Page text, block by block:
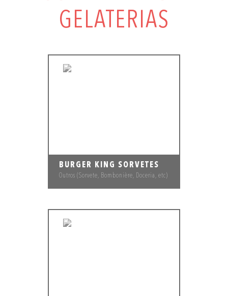
GELATERIAS
BURGER KING SORVETES
Outros (Sorvete, Bombonière, Doceria, etc)